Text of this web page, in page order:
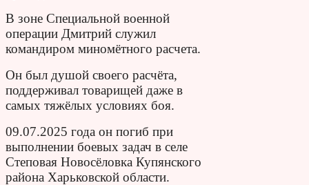
В зоне Специальной военной
операции Дмитрий служил
командиром миномётного расчета.
Он был душой своего расчёта,
поддерживал товарищей даже в
самых тяжёлых условиях боя.
09.07.2025 года он погиб при
выполнении боевых задач в селе
Степовая Новосёловка Купянского
района Харьковской области.